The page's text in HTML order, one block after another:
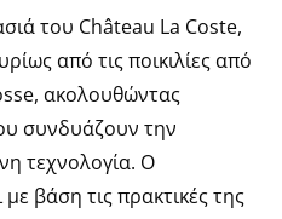
του Château La Coste,
από τις ποικιλίες από
ακολουθώντας
συνδυάζουν την
τεχνολογία. Ο
βάση τις πρακτικές της